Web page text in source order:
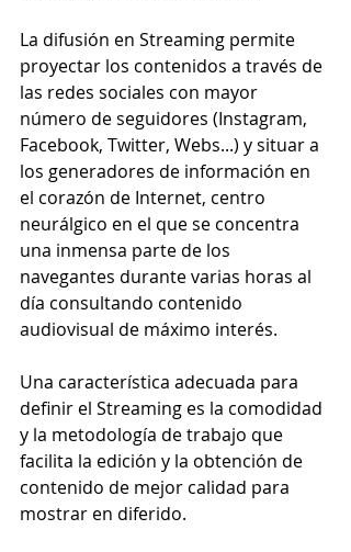
La difusión en Streaming permite
proyectar los contenidos a través de
las redes sociales con mayor
número de seguidores (Instagram,
Facebook, Twitter, Webs...) y situar a
los generadores de información en
el corazón de Internet, centro
neurálgico en el que se concentra
una inmensa parte de los
navegantes durante varias horas al
día consultando contenido
audiovisual de máximo interés.
Una característica adecuada para
definir el Streaming es la comodidad
y la metodología de trabajo que
facilita la edición y la obtención de
contenido de mejor calidad para
mostrar en diferido.